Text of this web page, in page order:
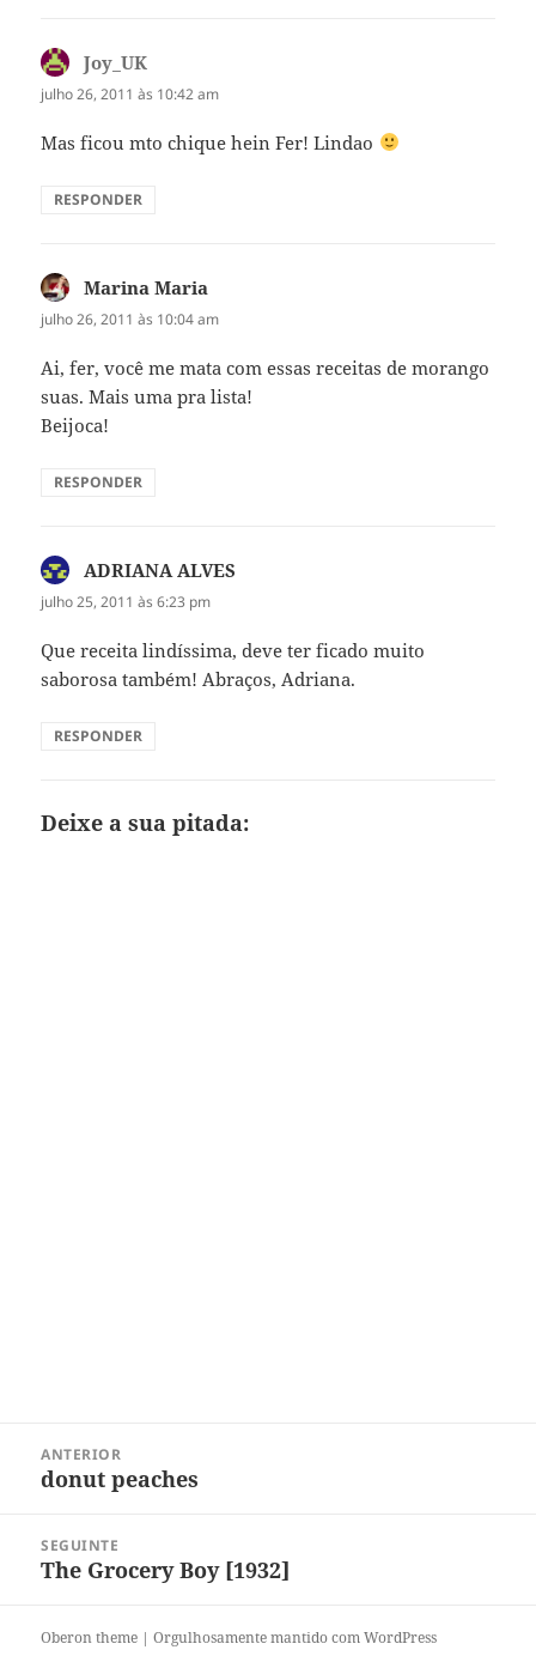
Joy_UK
julho 26, 2011 às 10:42 am
Mas ficou mto chique hein Fer! Lindao
RESPONDER
Marina Maria
julho 26, 2011 às 10:04 am
Ai, fer, você me mata com essas receitas de morango
suas. Mais uma pra lista!
Beijoca!
RESPONDER
ADRIANA ALVES
julho 25, 2011 às 6:23 pm
Que receita lindíssima, deve ter ficado muito
saborosa também! Abraços, Adriana.
RESPONDER
Deixe a sua pitada:
ANTERIOR
Post
donut peaches
SEGUINTE
Próximo
The Grocery Boy [1932]
Oberon theme |Orgulhosamente mantido com WordPress